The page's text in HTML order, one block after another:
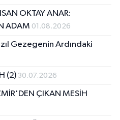
OKTAY ANAR:
ADAM 01.08.2026
Gezegenin Ardındaki
(2) 30.07.2026
ÇIKAN MESİH